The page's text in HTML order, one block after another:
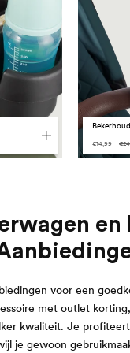
€14,99
en
voor een
met outlet
kwaliteit. Je
je gewoon